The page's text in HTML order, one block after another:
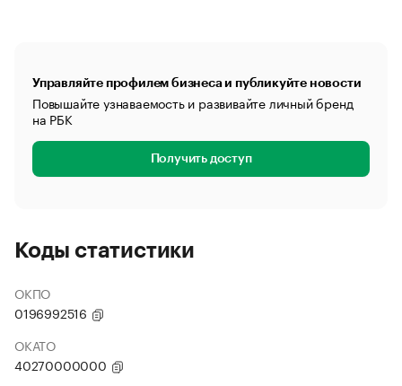
Управляйте профилем бизнеса и публикуйте новости
Повышайте узнаваемость и развивайте личный бренд
на РБК
Получить доступ
Коды статистики
ОКПО
0196992516
ОКАТО
40270000000